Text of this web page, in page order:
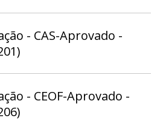
- CAS-Aprovado -
- CEOF-Aprovado -